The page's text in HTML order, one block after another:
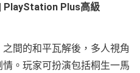
| PlayStation Plus高級
間的和平瓦解後，多人視角
。玩家可扮演包括桐生一馬